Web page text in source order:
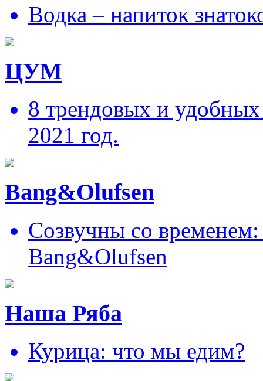
Водка – напиток
ЦУМ
8 трендовых и удобных
2021 год.
Bang&Olufsen
Созвучны со временем:
Bang&Olufsen
Наша Ряба
Курица: что мы едим?